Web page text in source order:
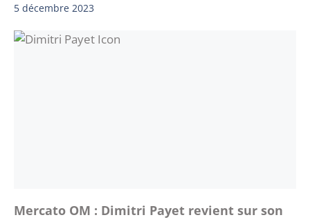
5 décembre 2023
Mercato OM : Dimitri Payet revient sur son